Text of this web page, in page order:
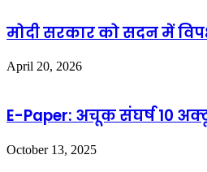
मोदी सरकार को सदन में
April 20, 2026
E-Paper: अचूक संघर्ष 10
October 13, 2025